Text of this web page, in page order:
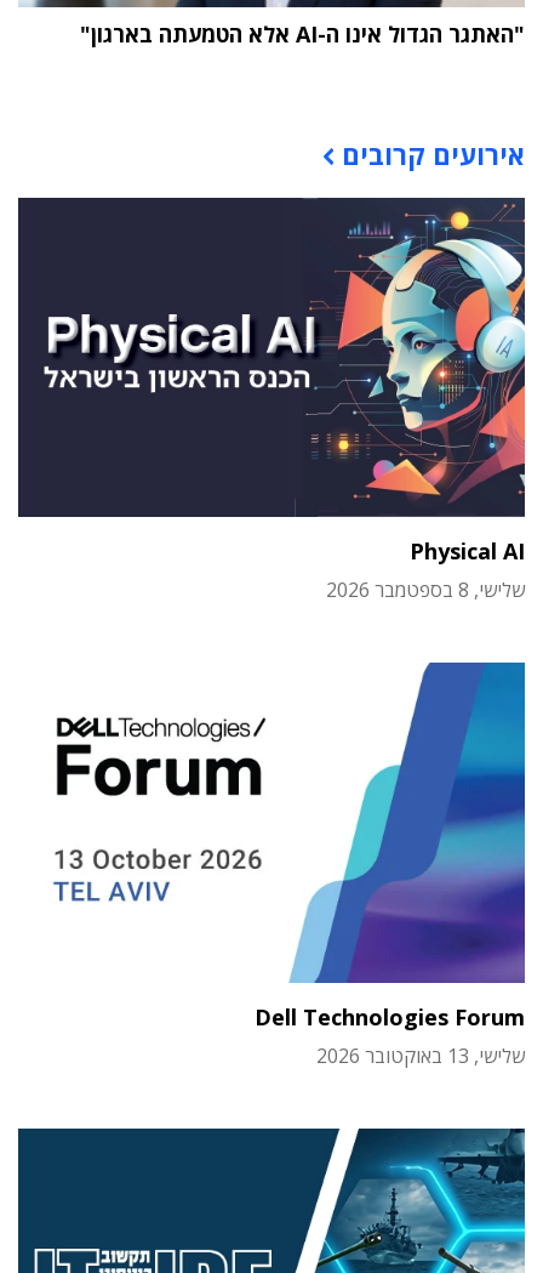
"האתגר הגדול אינו ה-AI אלא הטמעתה בארגון"
אירועים קרובים
Physical AI
שלישי, 8 בספטמבר 2026
Dell Technologies Forum
שלישי, 13 באוקטובר 2026